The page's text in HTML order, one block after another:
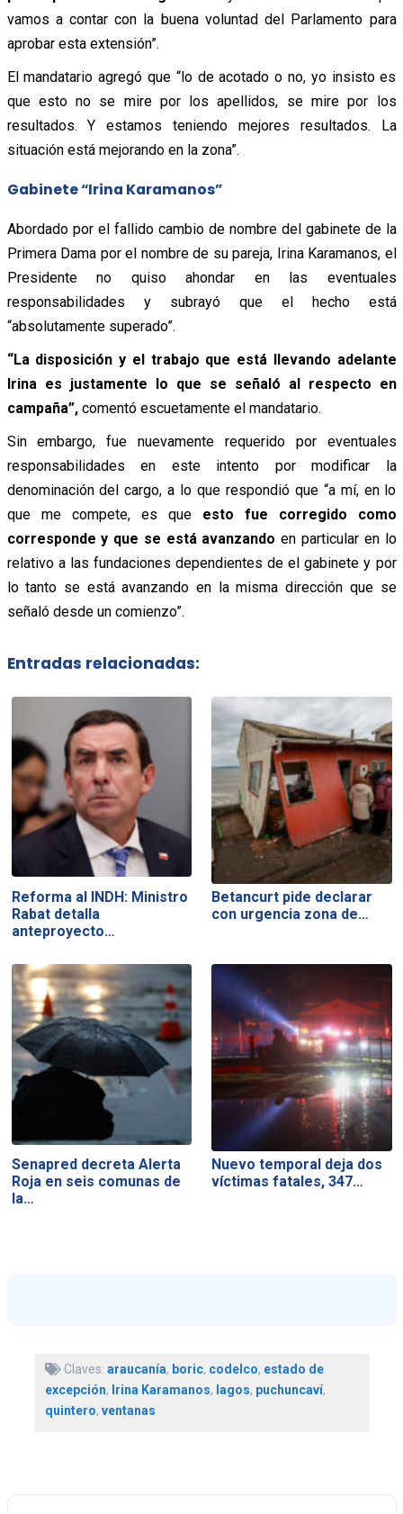
vamos a contar con la buena voluntad del Parlamento para
aprobar esta extensión”.
El mandatario agregó que “lo de acotado o no, yo insisto es
que esto no se mire por los apellidos, se mire por los
resultados. Y estamos teniendo mejores resultados. La
situación está mejorando en la zona”.
Gabinete “Irina Karamanos”
Abordado por el fallido cambio de nombre del gabinete de la
Primera Dama por el nombre de su pareja, Irina Karamanos, el
Presidente no quiso ahondar en las eventuales
responsabilidades y subrayó que el hecho está
“absolutamente superado”.
“La disposición y el trabajo que está llevando adelante
Irina es justamente lo que se señaló al respecto en
campaña”,comentó escuetamente el mandatario.
Sin embargo, fue nuevamente requerido por eventuales
responsabilidades en este intento por modificar la
denominación del cargo, a lo que respondió que “a mí, en lo
que me compete, es que esto fue corregido como
corresponde y que se está avanzando en particular en lo
relativo a las fundaciones dependientes de el gabinete y por
lo tanto se está avanzando en la misma dirección que se
señaló desde un comienzo”.
Entradas relacionadas:
Reforma al INDH: Ministro
Rabat detalla
anteproyecto…
Betancurt pide declarar
con urgencia zona de…
Senapred decreta Alerta
Roja en seis comunas de
la…
Nuevo temporal deja dos
víctimas fatales, 347…
Claves: araucanía, boric, codelco, estado de
excepción, Irina Karamanos, lagos, puchuncaví,
quintero, ventanas